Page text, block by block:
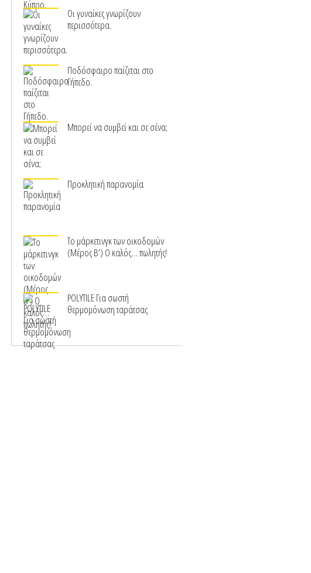
Οι γυναίκες γνωρίζουν
περισσότερα.
Ποδόσφαιρο παίζεται στο
Γήπεδο.
Μπορεί να συμβεί και σε σένα;
Προκλητική παρανομία
Το μάρκετινγκ των οικοδομών
(Μέρος Β’) Ο καλός… πωλητής!
POLYTILE Για σωστή
θερμομόνωση ταράτσας